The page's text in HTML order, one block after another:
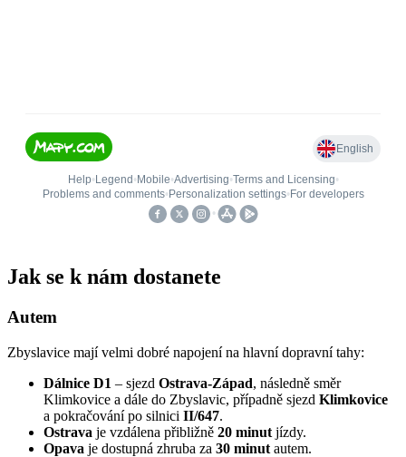
Jak se k nám dostanete
Autem
Zbyslavice mají velmi dobré napojení na hlavní dopravní tahy:
Dálnice D1 – sjezd Ostrava-Západ, následně směr
Klimkovice a dále do Zbyslavic, případně sjezd Klimkovice
a pokračování po silnici II/647.
Ostrava je vzdálena přibližně 20 minut jízdy.
Opava je dostupná zhruba za 30 minut autem.